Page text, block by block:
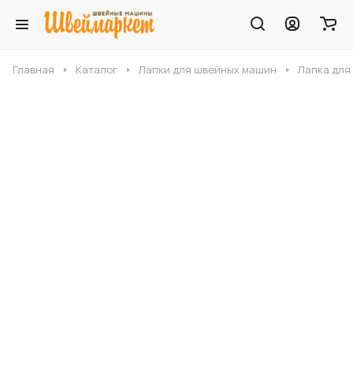
Главная Каталог Лапки для швейных машин Лапка для